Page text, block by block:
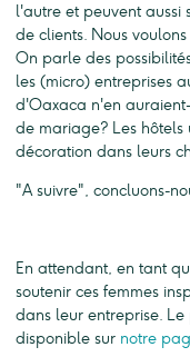
l'autre et peuvent aussi
de clients. Nous
On parle des
les (micro) entreprises
d'Oaxaca n'en
de mariage? Les hôtels
décoration dans leurs
"A suivre", concluons-
En attendant, en tant
soutenir ces femmes
dans leur entreprise.
disponible sur notre